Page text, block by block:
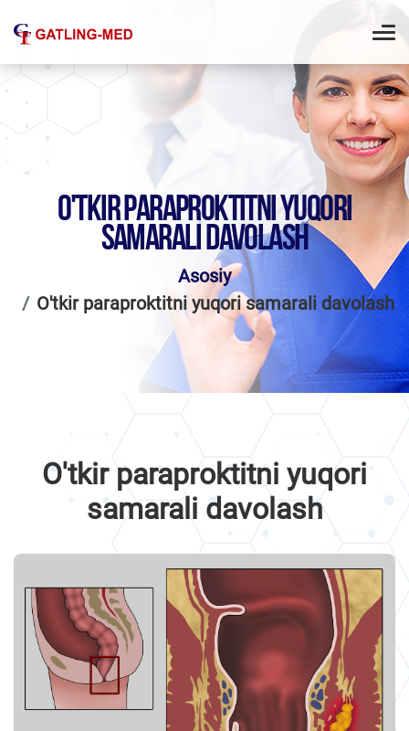
O'TKIR PARAPROKTITNI YUQORI
SAMARALI DAVOLASH
Asosiy
O'tkir paraproktitni yuqori samarali davolash
O'tkir paraproktitni yuqori
samarali davolash